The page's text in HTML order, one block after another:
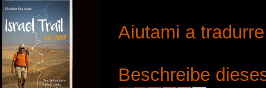
Aiutami a
Beschreibe